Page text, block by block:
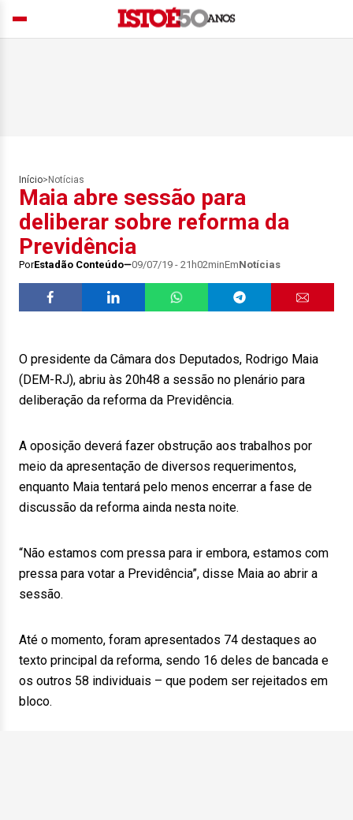
Início> Notícias
Maia abre sessão para
deliberar sobre reforma da
Previdência
PorEstadão Conteúdo 09/07/19 - 21h02minEmNotícias
O presidente da Câmara dos Deputados, Rodrigo Maia
(DEM-RJ), abriu às 20h48 a sessão no plenário para
deliberação da reforma da Previdência.
A oposição deverá fazer obstrução aos trabalhos por
meio da apresentação de diversos requerimentos,
enquanto Maia tentará pelo menos encerrar a fase de
discussão da reforma ainda nesta noite.
“Não estamos com pressa para ir embora, estamos com
pressa para votar a Previdência”, disse Maia ao abrir a
sessão.
Até o momento, foram apresentados 74 destaques ao
texto principal da reforma, sendo 16 deles de bancada e
os outros 58 individuais – que podem ser rejeitados em
bloco.